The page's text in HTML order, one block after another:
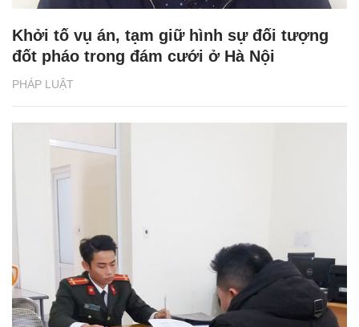
PHÁP LUẬT
Khởi tố vụ án, tạm giữ hình sự đối tượng
đốt pháo trong đám cưới ở Hà Nội